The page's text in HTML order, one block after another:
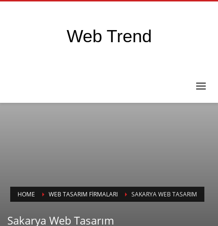
Web Trend
HOME WEB TASARIM FIRMALARI SAKARYA WEB TASARIM
Sakarya Web Tasarım